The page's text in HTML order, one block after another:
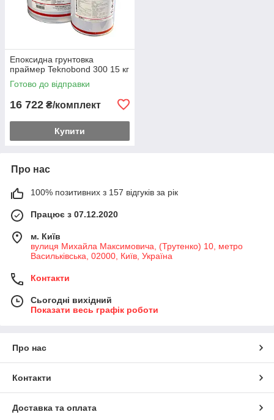
Епоксидна грунтовка
праймер Teknobond 300 15 кг
Готово до відправки
16 722 ₴/комплект
Купити
Про нас
100% позитивних з 157 відгуків за рік
Працює з 07.12.2020
м. Київ
вулиця Михайла Максимовича, (Трутенко) 10, метро
Васильківська, 02000, Київ, Україна
Контакти
Сьогодні вихідний
Показати весь графік роботи
Про нас
Контакти
Доставка та оплата